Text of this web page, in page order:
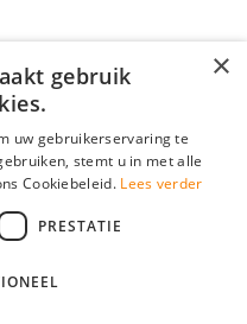
×
gebruik
uw gebruikerservaring te
stemt u in met alle
Cookiebeleid. Lees verder
PRESTATIE